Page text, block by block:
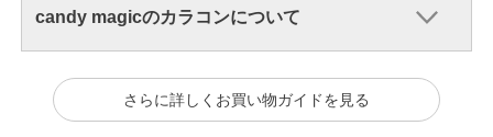
candy magicのカラコンについて
さらに詳しくお買い物ガイドを見る